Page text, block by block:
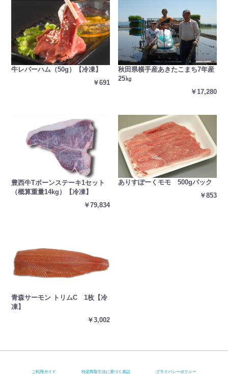
牛レバーハム（50g）【冷凍】
￥691
秋田県横手産あきたこまち7年産
25㎏
￥17,280
豊西牛Tボーンステーキ1セット
（概算重量14kg）【冷凍】
￥79,834
ありすぽーくモモ 500gパック
￥853
青森サーモン トリムC 1枚【冷
凍】
￥3,002
ご利用ガイド 特定商取引法に基づく表記 プライバシーポリシー